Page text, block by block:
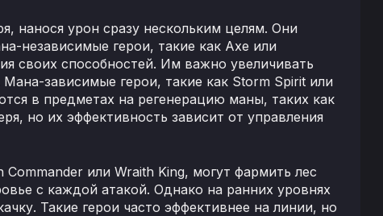
нанося урон сразу нескольким целям. Они
независимые герои, такие как Axe или
своих способностей. Им важно увеличивать
зависимые герои, такие как Storm Spirit или
в предметах на регенерацию маны, таких как
но их эффективность зависит от управления
или Wraith King, могут фармить лес
с каждой атакой. Однако на ранних уровнях
Такие герои часто эффективнее на линии, но